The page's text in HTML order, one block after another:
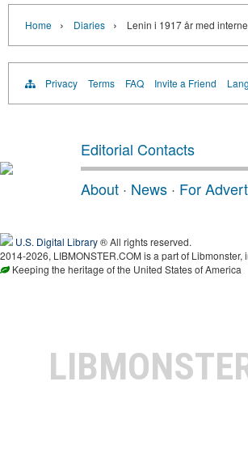
Home › Diaries › Lenin i 1917 år med
Privacy Terms FAQ Invite a Friend
Editorial Contacts
About · News · For
U.S. Digital Library® All rights reserved.
2014-2026, LIBMONSTER.COM is a part of
Keeping the heritage of the United States of America